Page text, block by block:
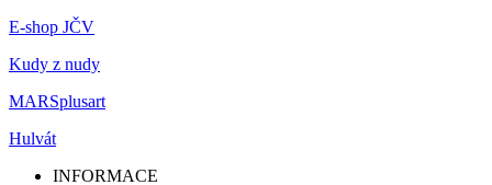
E-shop JČV
Kudy z nudy
MARSplusart
Hulvát
INFORMACE